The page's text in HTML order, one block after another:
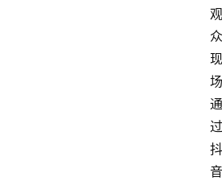
观
众
现
场
通
过
抖
音